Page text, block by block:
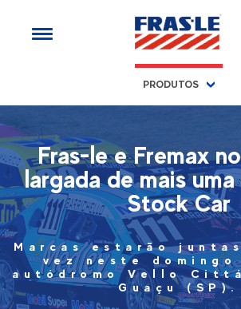
PRODUTOS
Fras-le e Fremax
largada de mais
Stock Car
Marcas estarão
vez neste
autódromo Vello
Guaçu (SP).